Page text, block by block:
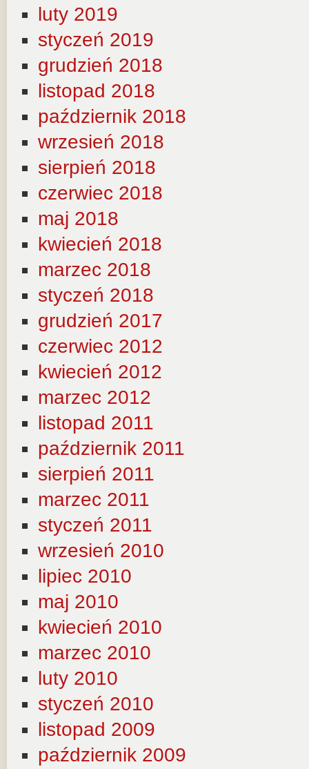
luty 2019
styczeń 2019
grudzień 2018
listopad 2018
październik 2018
wrzesień 2018
sierpień 2018
czerwiec 2018
maj 2018
kwiecień 2018
marzec 2018
styczeń 2018
grudzień 2017
czerwiec 2012
kwiecień 2012
marzec 2012
listopad 2011
październik 2011
sierpień 2011
marzec 2011
styczeń 2011
wrzesień 2010
lipiec 2010
maj 2010
kwiecień 2010
marzec 2010
luty 2010
styczeń 2010
listopad 2009
październik 2009